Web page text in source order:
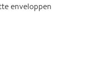
enveloppen